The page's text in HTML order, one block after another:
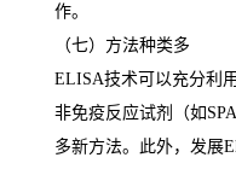
作。
（七）方法种类多
ELISA技术可以充分利
非免疫反应试剂（如 SPA
多新方法。此外，发展